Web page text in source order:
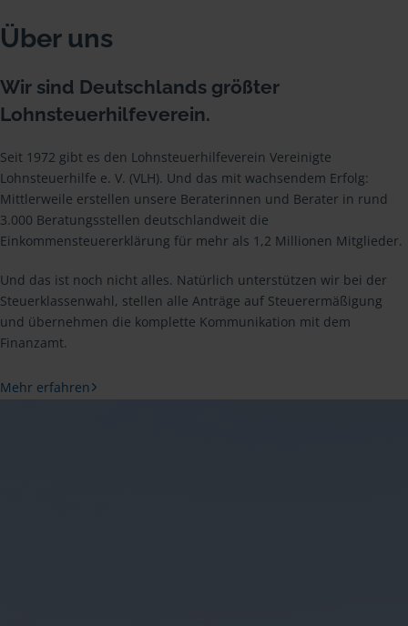
Über uns
Wir sind Deutschlands größter
Lohnsteuerhilfeverein.
Seit 1972 gibt es den Lohnsteuerhilfeverein Vereinigte
Lohnsteuerhilfe e. V. (VLH). Und das mit wachsendem Erfolg:
Mittlerweile erstellen unsere Beraterinnen und Berater in rund
3.000 Beratungsstellen deutschlandweit die
Einkommensteuererklärung für mehr als 1,2 Millionen Mitglieder.
Und das ist noch nicht alles. Natürlich unterstützen wir bei der
Steuerklassenwahl, stellen alle Anträge auf Steuerermäßigung
und übernehmen die komplette Kommunikation mit dem
Finanzamt.
Mehr erfahren